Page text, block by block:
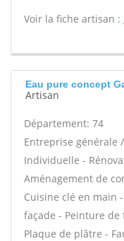
Voir la fiche artisan :
Eau pure concept
Artisan
Département: 74
Entreprise générale
Individuelle -
Aménagement de
Cuisine clé en main
façade - Peinture
Plaque de plâtre -